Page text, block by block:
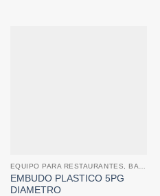
EMBUDO PLASTICO 5PG
DIAMETRO